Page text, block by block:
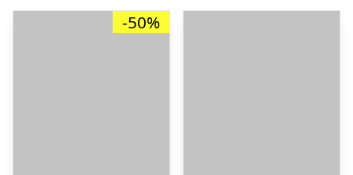
-50%